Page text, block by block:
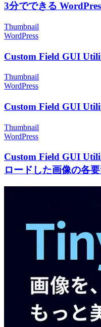
3分でできる
Thumbnail
WordPress
Custom Field GUI
Thumbnail
WordPress
Custom Field GUI
Thumbnail
WordPress
Custom Field GUI
ロードした画像の各